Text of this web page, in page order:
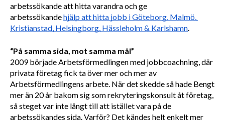
arbetssökande att hitta varandra och ge
arbetssökande hjälp att hitta jobb i Göteborg, Malmö,
Kristianstad, Helsingborg, Hässleholm & Karlshamn
“På samma sida, mot samma mål”
2009 började Arbetsförmedlingen med jobbcoachning, där
privata företag fick ta över mer och mer av
Arbetsförmedlingens arbete. När det skedde så hade Bengt
mer än 20 år bakom sig som rekryteringskonsult åt företag,
så steget var inte långt till att istället vara på de
arbetssökandes sida. Varför? Det kändes helt enkelt mer